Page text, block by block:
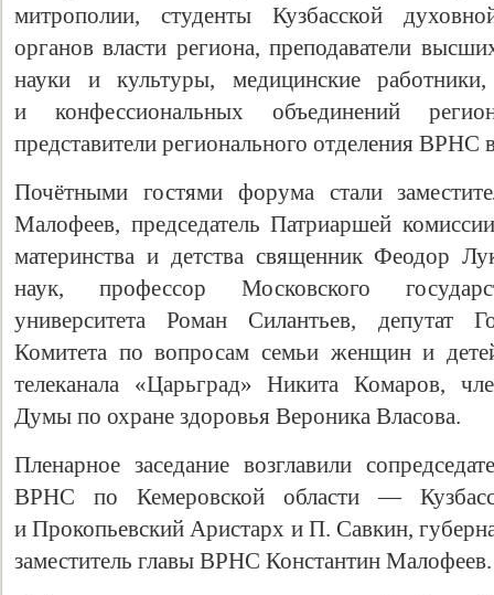
митрополии, студенты Кузбасской
органов власти региона, преподаватели
науки и культуры, медицинские
и конфессиональных объединений
представители регионального отделения ВРНС
Почётными гостями форума стали
Малофеев, председатель Патриаршей
материнства и детства священник Феодор
наук, профессор Московского
университета Роман Силантьев, депутат
Комитета по вопросам семьи женщин и
телеканала «Царьград» Никита Комаров,
Думы по охране здоровья Вероника Власова.
Пленарное заседание возглавили
ВРНС по Кемеровской области —
и Прокопьевский Аристарх и П. Савкин,
заместитель главы ВРНС Константин Малофеев.